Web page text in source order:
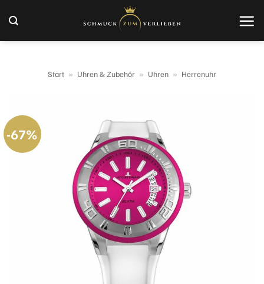
Inhalt
springen
Start » Uhren & Zubehör » Uhren » Herrenuhr
-67%